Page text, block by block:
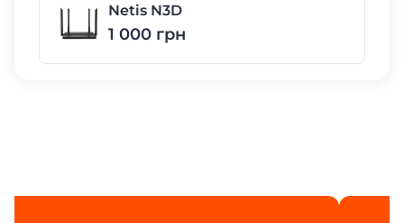
Netis N3D
1 000 грн